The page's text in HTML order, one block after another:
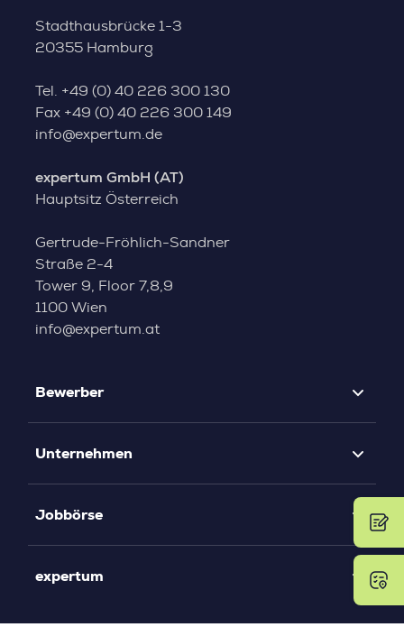
Stadthausbrücke 1-3
20355 Hamburg
Tel. +49 (0) 40 226 300 130
Fax +49 (0) 40 226 300 149
info@expertum.de
expertum GmbH (AT)
Hauptsitz Österreich
Gertrude-Fröhlich-Sandner
Straße 2-4
Tower 9, Floor 7,8,9
1100 Wien
info@expertum.at
Bewerber
Unternehmen
Jobbörse
expertum